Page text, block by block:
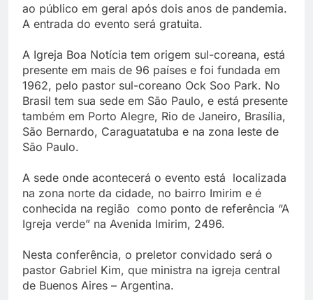
ao público em geral após dois anos de pandemia.
A entrada do evento será gratuita.
A Igreja Boa Notícia tem origem sul-coreana, está
presente em mais de 96 países e foi fundada em
1962, pelo pastor sul-coreano Ock Soo Park. No
Brasil tem sua sede em São Paulo, e está presente
também em Porto Alegre, Rio de Janeiro, Brasília,
São Bernardo, Caraguatatuba e na zona leste de
São Paulo.
A sede onde acontecerá o evento está localizada
na zona norte da cidade, no bairro Imirim e é
conhecida na região como ponto de referência “A
Igreja verde” na Avenida Imirim, 2496.
Nesta conferência, o preletor convidado será o
pastor Gabriel Kim, que ministra na igreja central
de Buenos Aires – Argentina.